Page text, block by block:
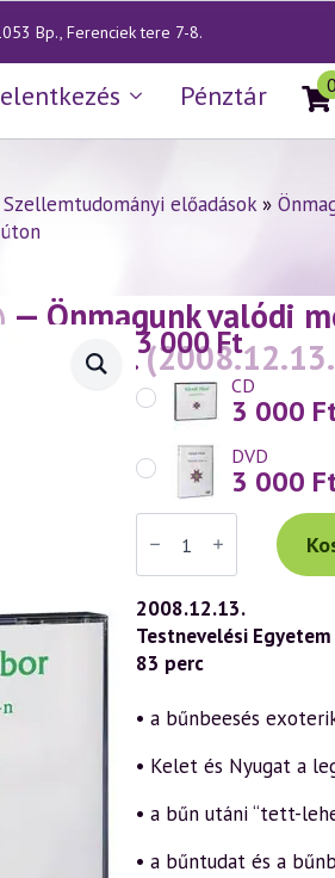
Bp., Ferenciek tere 7-8.
Pénztár 0
Szellemtudományi előadások»
— Önmagunk valódi
1.3 000Ft
CD
3 000
DVD
3 000
Váradi
Tibor
előadás
(503)
—
Önmagunk
valódi
megismerése
és
a
szellemi
14.
–
Bűntudat
bűnbánat
2008.12.13.
Testnevelési
83 perc
• a bűnbeesés
• Kelet és Nyugat a
• a bűn utáni “tett-
• a bűntudat és a